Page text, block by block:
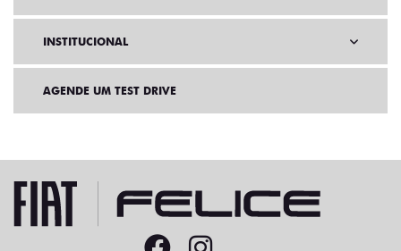
INSTITUCIONAL
AGENDE UM TEST DRIVE